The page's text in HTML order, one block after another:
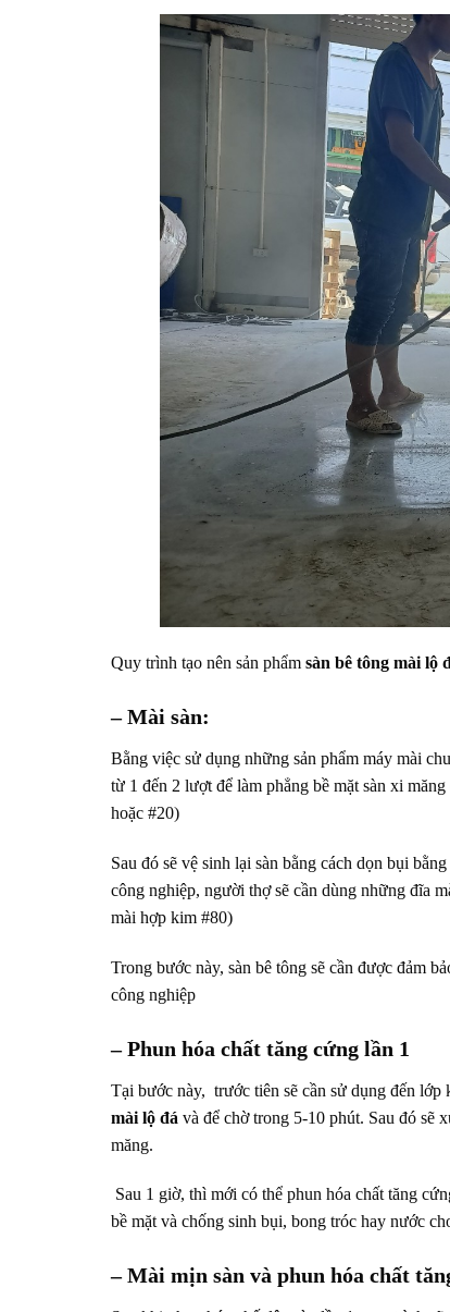
Quy trình tạo nên sản phẩm sàn bê tông mài lộ
– Mài sàn:
Bằng việc sử dụng những sản phẩm máy mài
từ 1 đến 2 lượt để làm phẳng bề mặt sàn xi
hoặc #20)
Sau đó sẽ vệ sinh lại sàn bằng cách dọn bụi
công nghiệp, người thợ sẽ cần dùng những đĩa
mài hợp kim #80)
Trong bước này, sàn bê tông sẽ cần được đảm
công nghiệp
– Phun hóa chất tăng cứng lần 1
Tại bước này, trước tiên sẽ cần sử dụng đến
mài lộ đá và để chờ trong 5-10 phút. Sau đó sẽ
măng.
Sau 1 giờ, thì mới có thể phun hóa chất tăng
bề mặt và chống sinh bụi, bong tróc hay nước
– Mài mịn sàn và phun hóa chất